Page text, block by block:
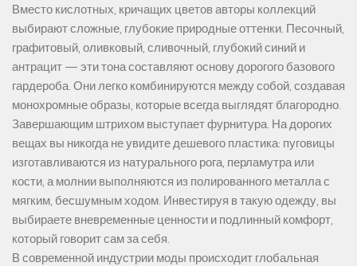
Вместо кислотных, кричащих цветов авторы коллекций
выбирают сложные, глубокие природные оттенки. Песочный,
графитовый, оливковый, сливочный, глубокий синий и
антрацит — эти тона составляют основу дорогого базового
гардероба. Они легко комбинируются между собой, создавая
монохромные образы, которые всегда выглядят благородно.
Завершающим штрихом выступает фурнитура. На дорогих
вещах вы никогда не увидите дешевого пластика: пуговицы
изготавливаются из натурального рога, перламутра или
кости, а молнии выполняются из полированного металла с
мягким, бесшумным ходом. Инвестируя в такую одежду, вы
выбираете вневременные ценности и подлинный комфорт,
который говорит сам за себя.
В современной индустрии моды происходит глобальная